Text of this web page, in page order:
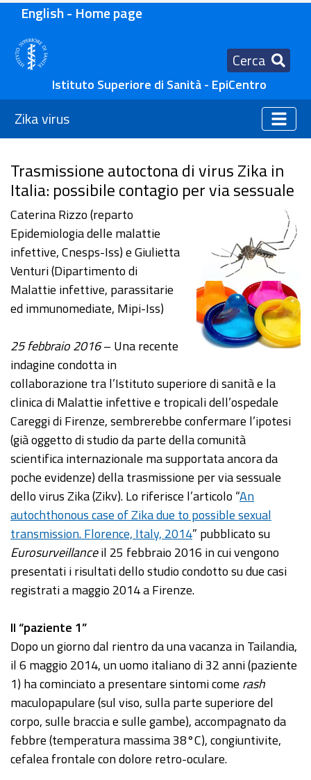
English - Home page
Cerca
Istituto Superiore di Sanità - EpiCentro
Zika virus
Trasmissione autoctona di virus Zika in
Italia: possibile contagio per via sessuale
Caterina Rizzo (reparto
Epidemiologia delle malattie
infettive, Cnesps-Iss) e Giulietta
Venturi (Dipartimento di
Malattie infettive, parassitarie
ed immunomediate, Mipi-Iss)
25 febbraio 2016– Una recente
indagine condotta in
collaborazione tra l’Istituto superiore di sanità e la
clinica di Malattie infettive e tropicali dell’ospedale
Careggi di Firenze, sembrerebbe confermare l’ipotesi
(già oggetto di studio da parte della comunità
scientifica internazionale ma supportata ancora da
poche evidenze) della trasmissione per via sessuale
dello virus Zika (Zikv). Lo riferisce l’articolo “An
autochthonous case of Zika due to possible sexual
transmission. Florence, Italy, 2014” pubblicato su
Eurosurveillanceil 25 febbraio 2016 in cui vengono
presentati i risultati dello studio condotto su due casi
registrati a maggio 2014 a Firenze.
Il “paziente 1”
Dopo un giorno dal rientro da una vacanza in Tailandia,
il 6 maggio 2014, un uomo italiano di 32 anni (paziente
1) ha cominciato a presentare sintomi come rash
maculopapulare (sul viso, sulla parte superiore del
corpo, sulle braccia e sulle gambe), accompagnato da
febbre (temperatura massima 38°C), congiuntivite,
cefalea frontale con dolore retro-oculare.